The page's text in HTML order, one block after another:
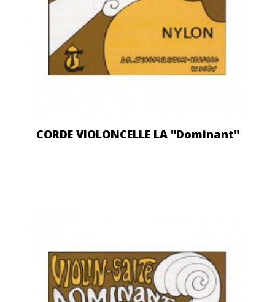
CORDE VIOLONCELLE LA "Dominant"